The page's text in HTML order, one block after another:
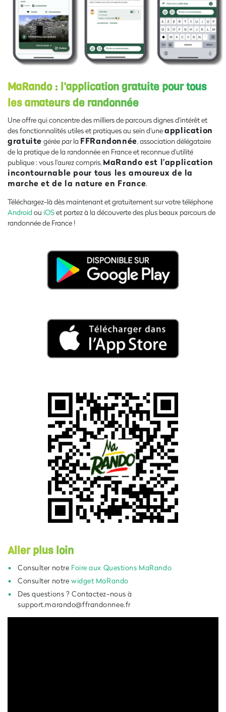
MaRando : l'application gratuite pour tous
les amateurs de randonnée
Une offre qui concentre des milliers de parcours dignes d'intérêt et
des fonctionnalités utiles et pratiques au sein d'uneapplication
gratuite gérée par la FFRandonnée, association délégataire
de la pratique de la randonnée en France et reconnue d'utilité
publique : vous l'aurez compris, MaRando est l'application
incontournable pour tous les amoureux de la
marche et de la nature en France.
Téléchargez-là dès maintenant et gratuitement sur votre téléphone
Android ou iOSet partez à la découverte des plus beaux parcours de
randonnée de France !
Aller plus loin
Consulter notre Foire aux Questions MaRando
Consulter notre widget MaRando
Des questions ? Contactez-nous à
support.marando@ffrandonnee.fr